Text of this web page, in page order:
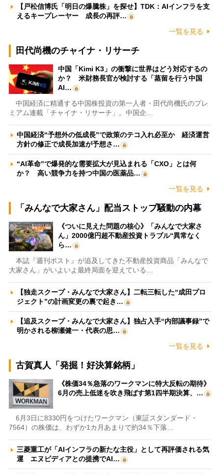
【戸松信博氏「明日の爆騰株」を探せ】TDK：AIインフラを支
えるキープレーヤー 成長の再評…
一覧を見る
田代尚機のチャイナ・リサーチ
中国「Kimi K3」の衝撃に世界はどう対応するの
か？ 米財務長官が検討する「蒸留を行う中国
AI…
中国経済に精通する中国株投資の第一人者・田代尚機氏のプレ
ミアム連載「チャイナ・リサーチ」。中国企…
中国経済“予想外の低成長”で政策のテコ入れ必至か 経済運営
方針の修正で成長加速が予想さ…
“AI革命”で爆発的な需要拡大が見込まれる「CXO」とは何
か？ 高い競争力を持つ中国の医薬品…
一覧を見る
「みんなで大家さん」配当ストップ騒動の内幕
《ついに見えた問題の核心》「みんなで大家さ
ん」2000億円超不動産投資トラブル“異常なく
ら…
本誌『週刊ポスト』が追及してきた不動産投資商品「みんなで
大家さん」がいよいよ最終局面を迎えている…
【独走スクープ・みんなで大家さん】二転三転した“成田プロ
ジェクト”の計画変更の裏で起き…
【追及スクープ・みんなで大家さん】独占入手“内部議事録”で
明かされる柳瀬健一・代表の思…
一覧を見る
古賀真人「発掘！好決算銘柄」
《株価34％急落のワークマンに特大反転の期待》
6月の売上低迷を吹き飛ばす第1四半期決算、…
6月3日に8330円をつけたワークマン（東証スタンダード・
7564）の株価は、わずか1カ月あまりで約34％下落…
三菱重工が「AIインフラの新たな主役」として再評価される気
運 エヌビディアとの提携でAI…